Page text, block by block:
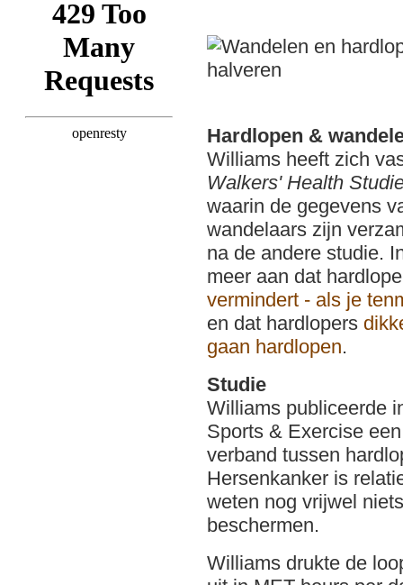
Hardlopen &
Williams heeft zich
Walkers' Health
waarin de gegevens
wandelaars zijn
na de andere studie.
meer aan dat
vermindert - als je
en dat hardlopers
gaan hardlopen.
Studie
Williams publiceerde
Sports & Exercise
verband tussen
Hersenkanker is
weten nog vrijwel
beschermen.
Williams drukte de